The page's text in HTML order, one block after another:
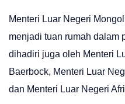
Menteri Luar Negeri
menjadi tuan rumah dalam
dihadiri juga oleh Menteri
Baerbock, Menteri Luar
dan Menteri Luar Negeri